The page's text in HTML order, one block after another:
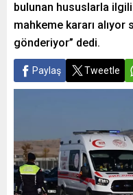
bulunan hususlarla
mahkeme kararı
gönderiyor” dedi.
Paylaş Tweetle